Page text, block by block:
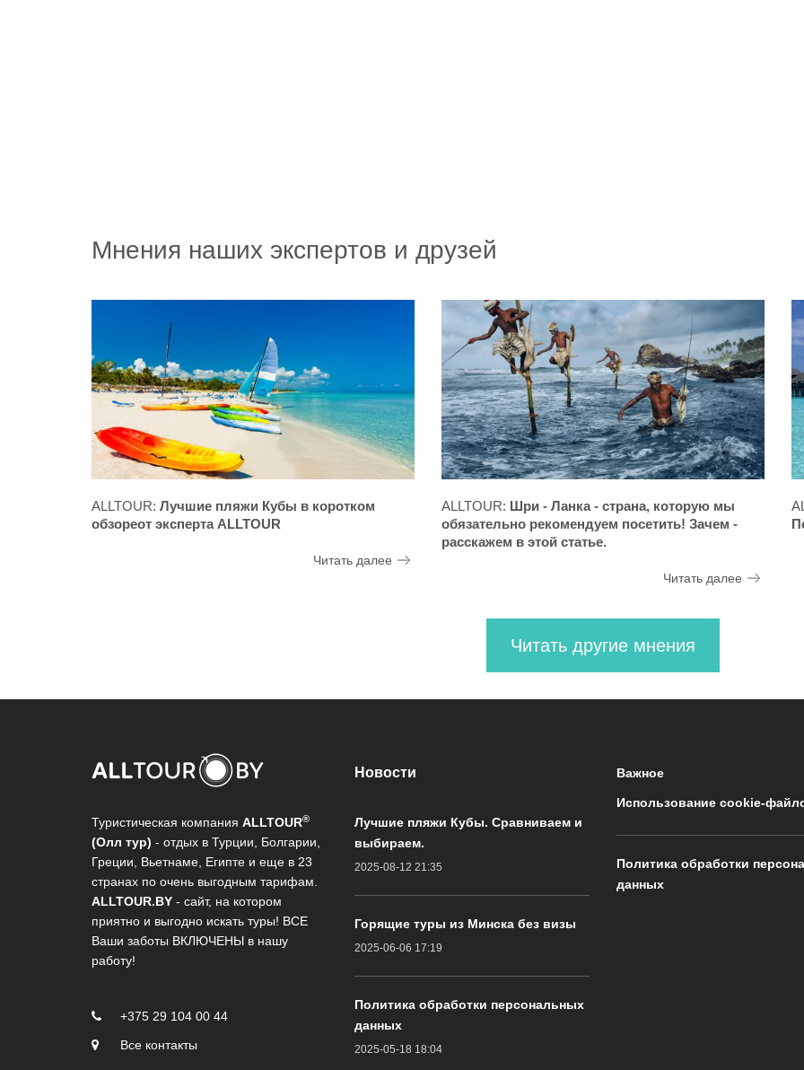
Мнения наших экспертов и друзей
ALLTOUR: Лучшие пляжи Кубы в коротком
обзореот эксперта ALLTOUR
Читать далее
ALLTOUR: Шри - Ланка - страна, которую мы
обязательно рекомендуем посетить! Зачем -
расскажем в этой статье.
Читать далее
Читать другие мнения
Туристическая компания ALLTOUR®
(Олл тур) - отдых в Турции, Болгарии,
Греции, Вьетнаме, Египте и еще в 23
странах по очень выгодным тарифам.
ALLTOUR.BY - сайт, на котором
приятно и выгодно искать туры! ВСЕ
Ваши заботы ВКЛЮЧЕНЫ в нашу
работу!
+375 29 104 00 44
Все контакты
Новости
Лучшие пляжи Кубы. Сравниваем и
выбираем.
2025-08-12 21:35
Горящие туры из Минска без визы
2025-06-06 17:19
Политика обработки персональных
данных
2025-05-18 18:04
Важное
Использование cookie-
Политика обработки
данных